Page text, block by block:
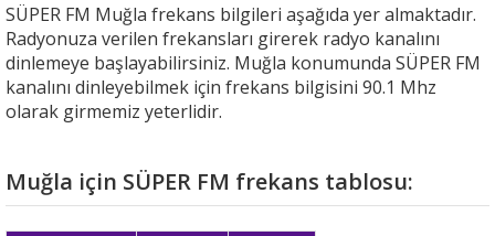
SÜPER FM Muğla frekans bilgileri aşağıda yer almaktadır.
Radyonuza verilen frekansları girerek radyo kanalını
dinlemeye başlayabilirsiniz. Muğla konumunda SÜPER FM
kanalını dinleyebilmek için frekans bilgisini 90.1 Mhz
olarak girmemiz yeterlidir.
Muğla için SÜPER FM frekans tablosu: